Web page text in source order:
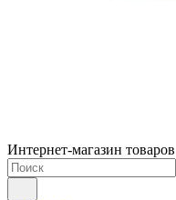
Интернет-магазин